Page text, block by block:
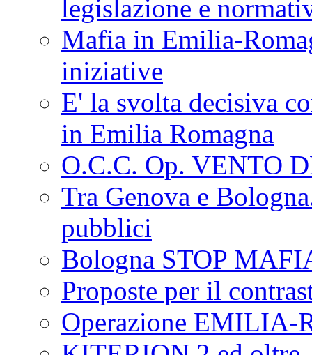
legislazione e
Mafia in Emilia-
iniziative
E' la svolta decisiva
in Emilia Romagna
O.C.C. Op. VENTO
Tra Genova e
pubblici
Bologna STOP
Proposte per il
Operazione EMILIA-